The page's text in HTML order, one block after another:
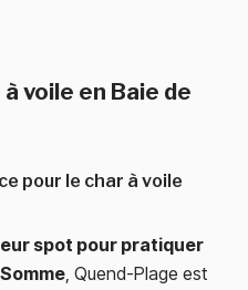
voile en Baie de
pour le char à voile
spot pour pratiquer
, Quend-Plage est